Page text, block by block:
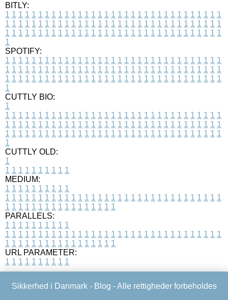
BITLY:
1 1 1 1 1 1 1 1 1 1 1 1 1 1 1 1 1 1 1 1 1 1 1 1 1 1 1 1 1 1 1 1 1
1 1 1 1 1 1 1 1 1 1 1 1 1 1 1 1 1 1 1 1 1 1 1 1 1 1 1 1 1 1 1 1 1
1 1 1 1 1 1 1 1 1 1 1 1 1 1 1 1 1 1 1 1 1 1 1 1 1 1 1 1 1 1 1 1 1
1
SPOTIFY:
1 1 1 1 1 1 1 1 1 1 1 1 1 1 1 1 1 1 1 1 1 1 1 1 1 1 1 1 1 1 1 1 1
1 1 1 1 1 1 1 1 1 1 1 1 1 1 1 1 1 1 1 1 1 1 1 1 1 1 1 1 1 1 1 1 1
1 1 1 1 1 1 1 1 1 1 1 1 1 1 1 1 1 1 1 1 1 1 1 1 1 1 1 1 1 1 1 1 1
1
CUTTLY BIO:
1
1 1 1 1 1 1 1 1 1 1 1 1 1 1 1 1 1 1 1 1 1 1 1 1 1 1 1 1 1 1 1 1 1
1 1 1 1 1 1 1 1 1 1 1 1 1 1 1 1 1 1 1 1 1 1 1 1 1 1 1 1 1 1 1 1 1
1 1 1 1 1 1 1 1 1 1 1 1 1 1 1 1 1 1 1 1 1 1 1 1 1 1 1 1 1 1 1 1 1
1
CUTTLY OLD:
1
1 1 1 1 1 1 1 1 1 1
MEDIUM:
1 1 1 1 1 1 1 1 1 1
1 1 1 1 1 1 1 1 1 1 1 1 1 1 1 1 1 1 1 1 1 1 1 1 1 1 1 1 1 1 1 1 1
1 1 1 1 1 1 1 1 1 1 1 1 1 1 1 1 1
PARALLELS:
1 1 1 1 1 1 1 1 1 1
1 1 1 1 1 1 1 1 1 1 1 1 1 1 1 1 1 1 1 1 1 1 1 1 1 1 1 1 1 1 1 1 1
1 1 1 1 1 1 1 1 1 1 1 1 1 1 1 1 1
URL PARAMETER:
1 1 1 1 1 1 1 1 1 1
Sikkerhed i Danmark - Blog - Alle rettigheder forbeholdes